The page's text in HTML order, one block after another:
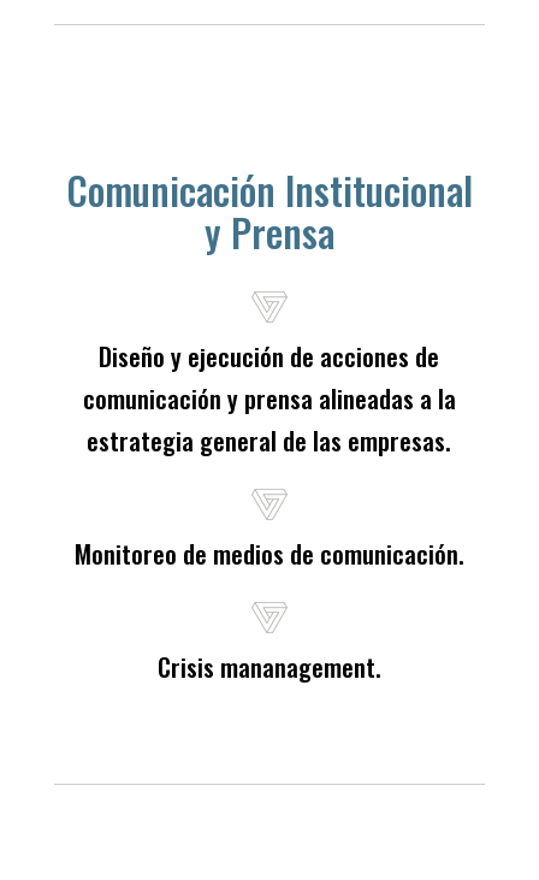
Comunicación Institucional
y Prensa
Diseño y ejecución de acciones de
comunicación y prensa alineadas a la
estrategia general de las empresas.
Monitoreo de medios de comunicación.
Crisis mananagement.